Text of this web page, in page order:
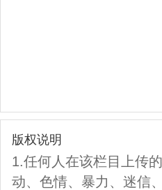
版权说明
1.任何人在该栏目上传
动、色情、暴力、迷信